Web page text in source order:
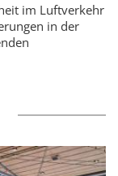
im Luftverkehr
in der